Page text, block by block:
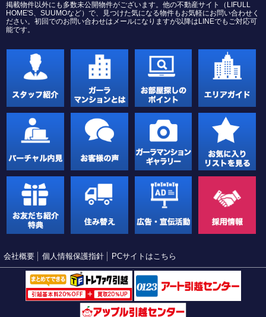
掲載物件以外にも多数未公開物件がございます。他の不動産サイト（LIFULL
HOME'S、SUUMOなど）で、見つけた気になる物件もお気軽にお問い合わせく
ださい。初回でのお問い合わせはメールになりますが以降はLINEでもご対応可
能です。
会社概要 個人情報保護指針 PCサイトはこちら